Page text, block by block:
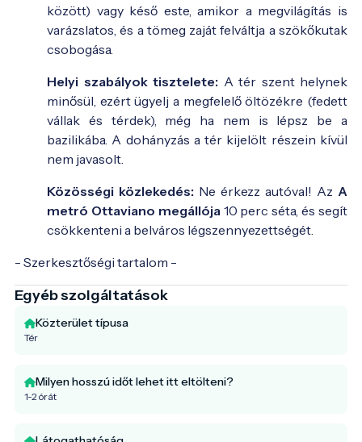
között) vagy késő este, amikor a megvilágítás is
varázslatos, és a tömeg zaját felváltja a szökőkutak
csobogása.
Helyi szabályok tisztelete: A tér szent helynek
minősül, ezért ügyelj a megfelelő öltözékre (fedett
vállak és térdek), még ha nem is lépsz be a
bazilikába. A dohányzás a tér kijelölt részein kívül
nem javasolt.
Közösségi közlekedés: Ne érkezz autóval! Az A
metró Ottaviano megállója10 perc séta, és segít
csökkenteni a belváros légszennyezettségét.
- Szerkesztőségi tartalom -
Egyéb szolgáltatások
Közterület típusa
Tér
Milyen hosszú időt lehet itt eltölteni?
1-2 órát